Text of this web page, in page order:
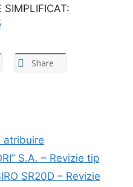
SIMPLIFICAT:
Share
atribuire
S.A. – Revizie tip
SR20D – Revizie